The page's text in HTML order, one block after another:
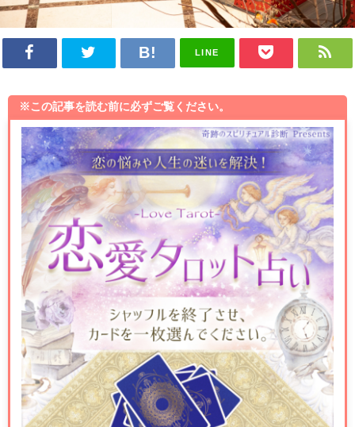
LINE
※この記事を読む前に必ずご覧ください。